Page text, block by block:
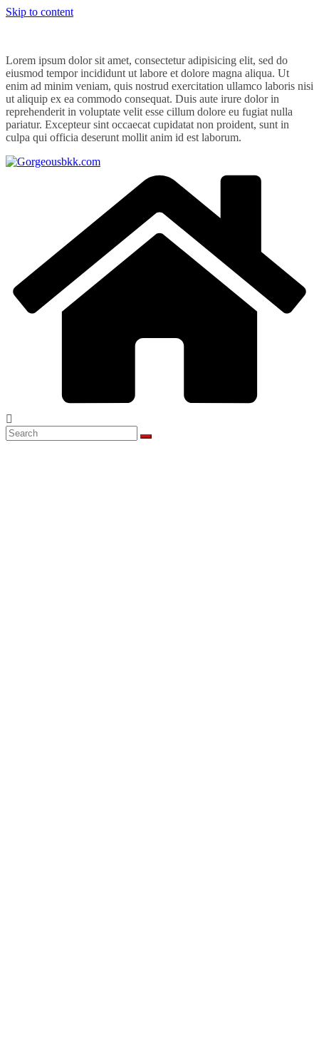
Skip to content
Lorem ipsum dolor sit amet, consectetur adipisicing elit, sed do
eiusmod tempor incididunt ut labore et dolore magna aliqua. Ut
enim ad minim veniam, quis nostrud exercitation ullamco laboris nisi
ut aliquip ex ea commodo consequat. Duis aute irure dolor in
reprehenderit in voluptate velit esse cillum dolore eu fugiat nulla
pariatur. Excepteur sint occaecat cupidatat non proident, sunt in
culpa qui officia deserunt mollit anim id est laborum.